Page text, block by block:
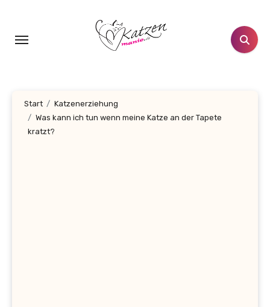
springen
Start
Katzenerziehung
Was kann ich tun wenn meine Katze an der Tapete
kratzt?